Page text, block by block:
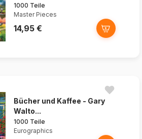
1000 Teile
Master Pieces
14,95 €
Bücher und Kaffee - Gary
Walto...
1000 Teile
Eurographics